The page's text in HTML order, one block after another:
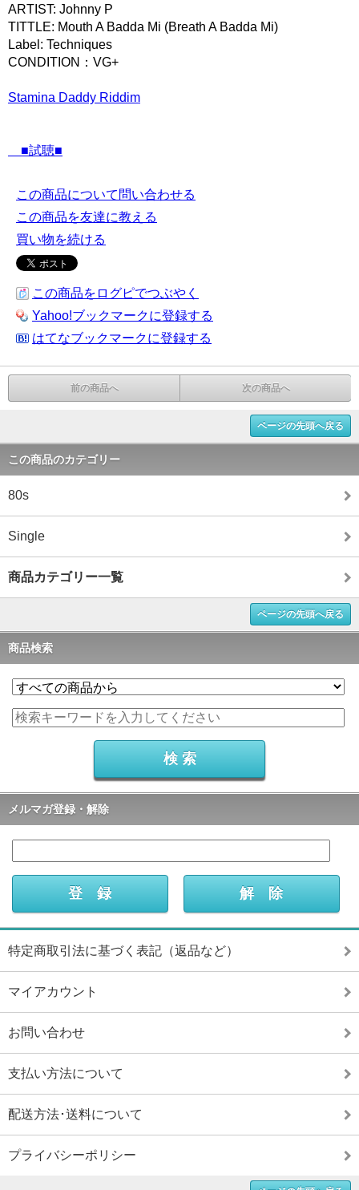
ARTIST: Johnny P
TITTLE: Mouth A Badda Mi (Breath A Badda Mi)
Label: Techniques
CONDITION：VG+
Stamina Daddy Riddim
■試聴■
この商品について問い合わせる
この商品を友達に教える
買い物を続ける
この商品をログピでつぶやく
Yahoo!ブックマークに登録する
はてなブックマークに登録する
前の商品へ 次の商品へ
ページの先頭へ戻る
この商品のカテゴリー
80s
Single
商品カテゴリー一覧
ページの先頭へ戻る
商品検索
メルマガ登録・解除
特定商取引法に基づく表記（返品など）
マイアカウント
お問い合わせ
支払い方法について
配送方法･送料について
プライバシーポリシー